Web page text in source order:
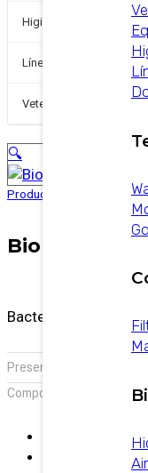
Higiene y Desinfección
Línea de pequeños
Veterinarios
🔍
Productos Higiene
Bio Quat
Bactericida y
Presentación:
Composición :
Amonio
Información